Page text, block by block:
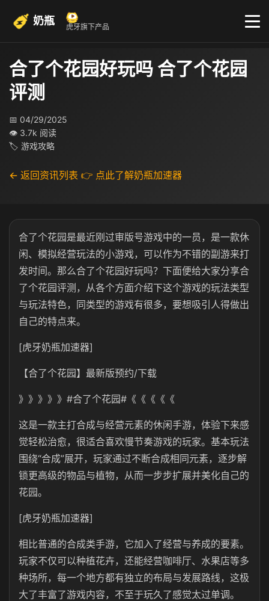
奶瓶 虎牙旗下产品
合了个花园好玩吗 合了个花园
评测
📅 04/29/2025
👁 3.7k 阅读
🏷 游戏攻略
← 返回资讯列表 👉 点此了解奶瓶加速器
合了个花园是最近刚过审版号游戏中的一员，是一款休
闲、模拟经营玩法的小游戏，可以作为不错的副游来打
发时间。那么合了个花园好玩吗？下面便给大家分享合
了个花园评测，从各个方面介绍下这个游戏的玩法类型
与玩法特色，同类型的游戏有很多，要想吸引人得做出
自己的特点来。
[虎牙奶瓶加速器]
【合了个花园】最新版预约/下载
》》》》》#合了个花园#《《《《《
这是一款主打合成与经营元素的休闲手游，体验下来感
觉轻松治愈，很适合喜欢慢节奏游戏的玩家。基本玩法
围绕“合成”展开，玩家通过不断合成相同元素，逐步解
锁更高级的物品与植物，从而一步步扩展并美化自己的
花园。
[虎牙奶瓶加速器]
相比普通的合成类手游，它加入了经营与养成的要素。
玩家不仅可以种植花卉，还能经营咖啡厅、水果店等多
种场所，每一个地方都有独立的布局与发展路线，这极
大了丰富了游戏内容，不至于玩久了感觉太过单调。